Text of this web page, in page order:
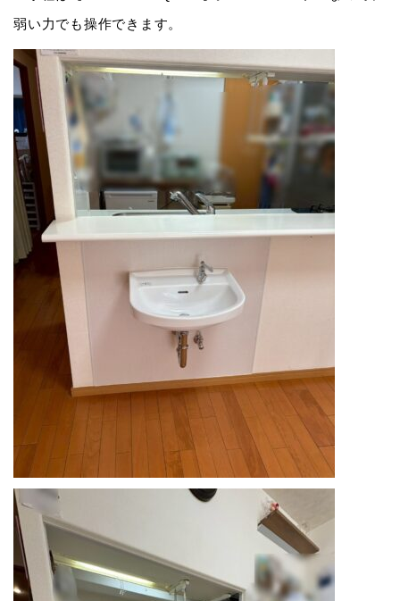
弱い力でも操作できます。